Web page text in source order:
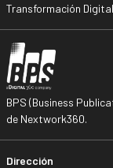
Transformación
BPS (Business
de Nextwork360.
Dirección